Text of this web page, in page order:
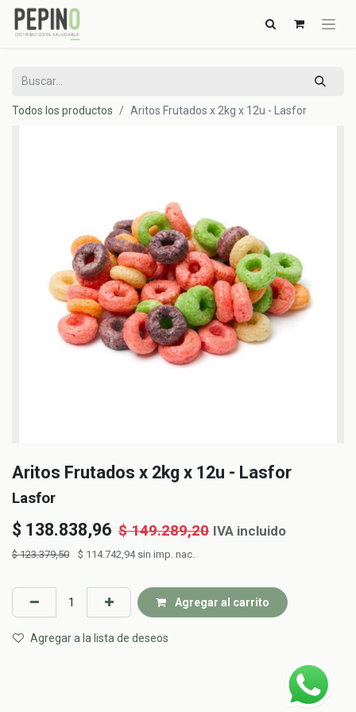
Todos los productos Aritos Frutados x 2kg x 12u - Lasfor
Aritos Frutados x 2kg x 12u - Lasfor
Lasfor
$ 138.838,96 $149.289,20 IVA incluido
$123.379,50 $ 114.742,94 sin imp. nac.
Agregar al carrito
Agregar a la lista de deseos